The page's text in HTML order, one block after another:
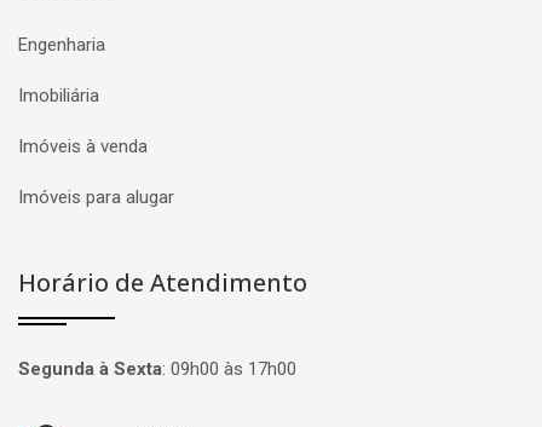
Engenharia
Imobiliária
Imóveis à venda
Imóveis para alugar
Horário de Atendimento
Segunda à Sexta: 09h00 às 17h00